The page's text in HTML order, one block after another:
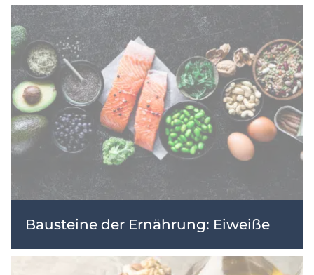
Bausteine der Ernährung: Eiweiße